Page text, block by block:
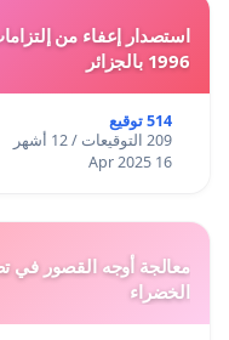
1996 بالجزائر
514 توقيع
209 التوقيعات / 12 أشهر
16 Apr 2025
معالجة أوجه القصور في
الخضراء